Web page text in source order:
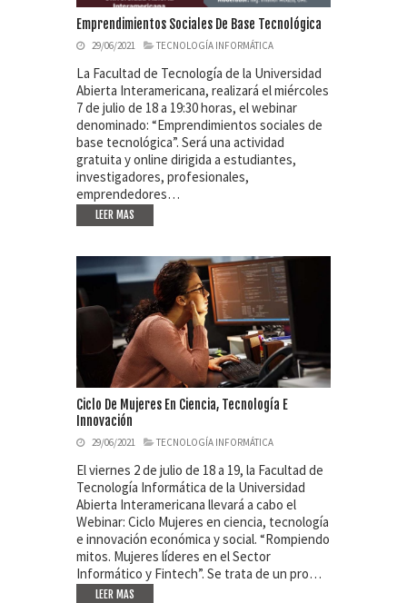
Emprendimientos Sociales De Base Tecnológica
29/06/2021 TECNOLOGÍA INFORMÁTICA
La Facultad de Tecnología de la Universidad
Abierta Interamericana, realizará el miércoles
7 de julio de 18 a 19:30 horas, el webinar
denominado: “Emprendimientos sociales de
base tecnológica”. Será una actividad
gratuita y online dirigida a estudiantes,
investigadores, profesionales,
emprendedores…
LEER MAS
Ciclo De Mujeres En Ciencia, Tecnología E
Innovación
29/06/2021 TECNOLOGÍA INFORMÁTICA
El viernes 2 de julio de 18 a 19, la Facultad de
Tecnología Informática de la Universidad
Abierta Interamericana llevará a cabo el
Webinar: Ciclo Mujeres en ciencia, tecnología
e innovación económica y social. “Rompiendo
mitos. Mujeres líderes en el Sector
Informático y Fintech”. Se trata de un pro…
LEER MAS